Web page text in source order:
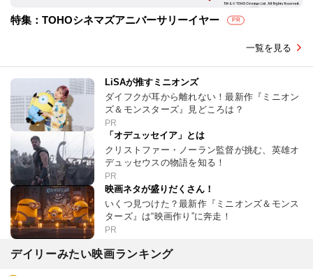
特集：TOHOシネマズアニバーサリーイヤー PR
一覧を見る
LiSAが推すミニオンズ
ダイフクが耳から離れない！最新作『ミニオン
ズ＆モンスターズ』見どころは？
PR
「オデュッセイア」とは
クリストファー・ノーラン監督が挑む、英雄オ
デュッセウスの物語を知る！
PR
映画ネタが盛りだくさん！
いくつ見つけた？最新作『ミニオンズ＆モンス
ターズ』は“映画作り”に奔走！
PR
デイリーみたい映画ランキング